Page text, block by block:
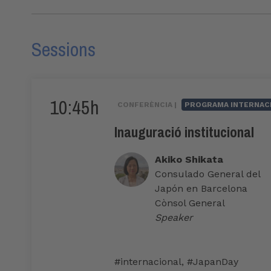
Sessions
10:45h CONFERÈNCIA | PROGRAMA
Inauguració institucional
Akiko Shikata
Consulado General del
Japón en Barcelona
Cònsol General
Speaker
#internacional, #JapanDay